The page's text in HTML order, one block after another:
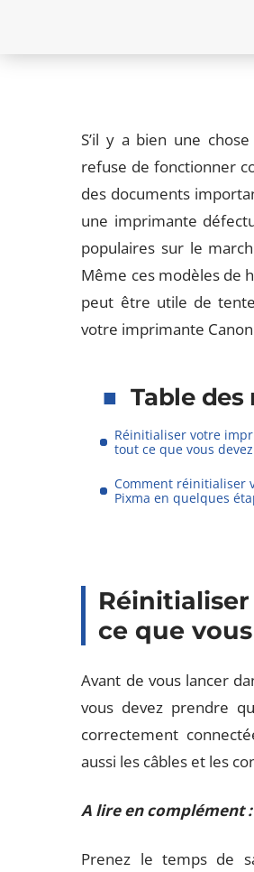
S’il y a bien une
refuse de fonctionner
des documents
une imprimante
populaires sur le
Même ces modèles de
peut être utile de
votre imprimante
Table
Réinitialiser votre
tout ce que vous
Comment réinitialiser
Pixma en quelques
ce que
Avant de vous lancer
vous devez prendre
correctement
aussi les câbles et les
A lire en complément :
Prenez le temps de